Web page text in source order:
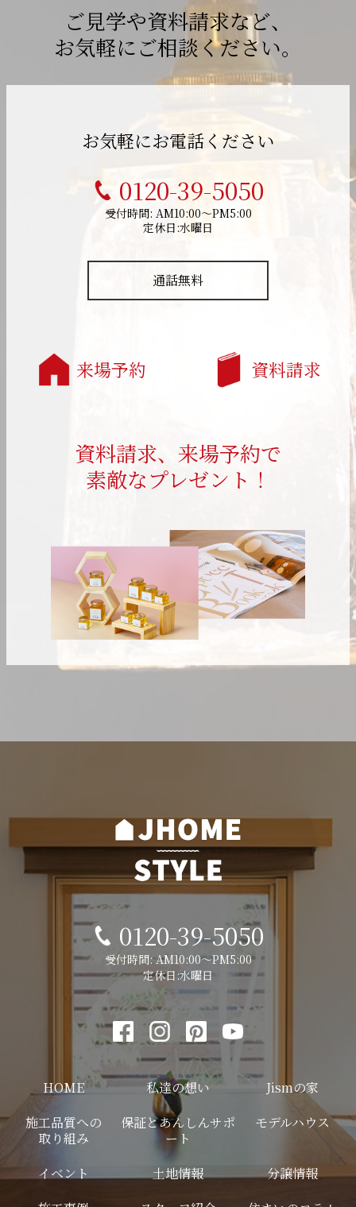
ご見学や資料請求など、
お気軽にご相談ください。
お気軽にお電話ください
0120-39-5050
受付時間: AM10:00～PM5:00
定休日:水曜日
通話無料
来場予約 資料請求
資料請求、来場予約で
素敵なプレゼント！
0120-39-5050
受付時間: AM10:00～PM5:00
定休日:水曜日
HOME 私達の想い
Jismの家
施工品質への
取り組み
保証とあんしんサポ
ート
モデルハウス
イベント 土地情報
分譲情報